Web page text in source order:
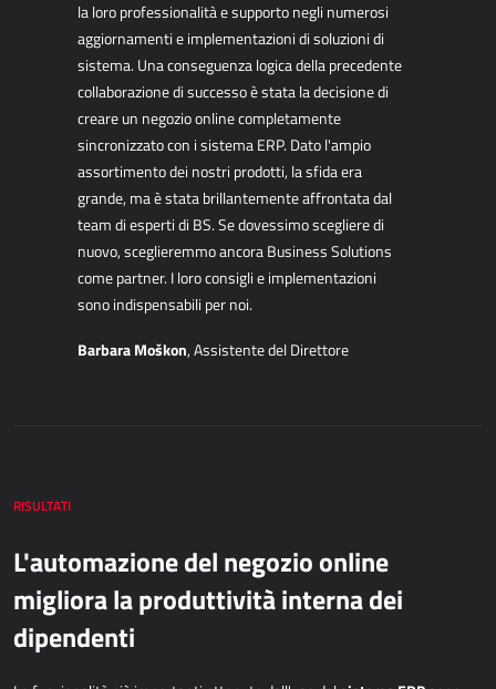
Power Registration & Planning
AllForTeam HRM
Microsoft Dynamics 365 Gestione del Personale
IDC - SOLUZIONI PER L'INTERNET DELLE COSE
Power Attendance
INFRASTRUTTURA INFORMATICA
Microsoft Azure
la loro professionalità e supporto negli numerosi
aggiornamenti e implementazioni di soluzioni di
sistema. Una conseguenza logica della precedente
collaborazionedi successo è stata la decisione di
creare un negozio online completamente
sincronizzato con i sistema ERP. Dato l'ampio
assortimento dei nostri prodotti, la sfida era
grande, ma è stata brillantemente affrontata dal
team di esperti di BS. Se dovessimo scegliere di
nuovo, sceglieremmo ancora Business Solutions
come partner. I loro consigli e implementazioni
sono indispensabili per noi.
Barbara Moškon, Assistente del Direttore
RISULTATI
L'automazione del negozio online
migliora la produttività interna dei
dipendenti